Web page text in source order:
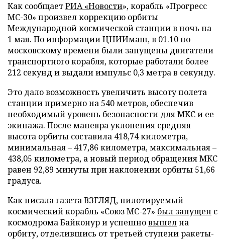
Как сообщаетРИА «Новости», корабль «Прогресс
МС-30» произвел коррекцию орбиты
Международной космической станции в ночь на
1 мая. По информации ЦНИИмаш, в 01.10 по
московскому времени были запущены двигатели
транспортного корабля, которые работали более
212 секунд и выдали импульс 0,3 метра в секунду.
Это дало возможность увеличить высоту полета
станции примерно на 540 метров, обеспечив
необходимый уровень безопасности для МКС и ее
экипажа. После маневра уклонения средняя
высота орбиты составила 418,74 километра,
минимальная – 417,86 километра, максимальная –
438,05 километра, а новый период обращения МКС
равен 92,89 минуты при наклонении орбиты 51,66
градуса.
Как писала газета ВЗГЛЯД, пилотируемый
космический корабль «Союз МС-27» был запущен с
космодрома Байконур и успешновышелна
орбиту, отделившись от третьей ступени ракеты-